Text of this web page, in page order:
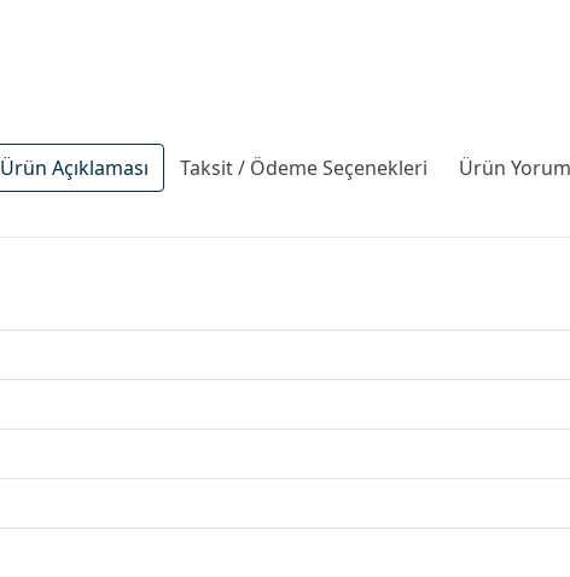
Ürün Açıklaması Taksit / Ödeme Seçenekleri Ürün